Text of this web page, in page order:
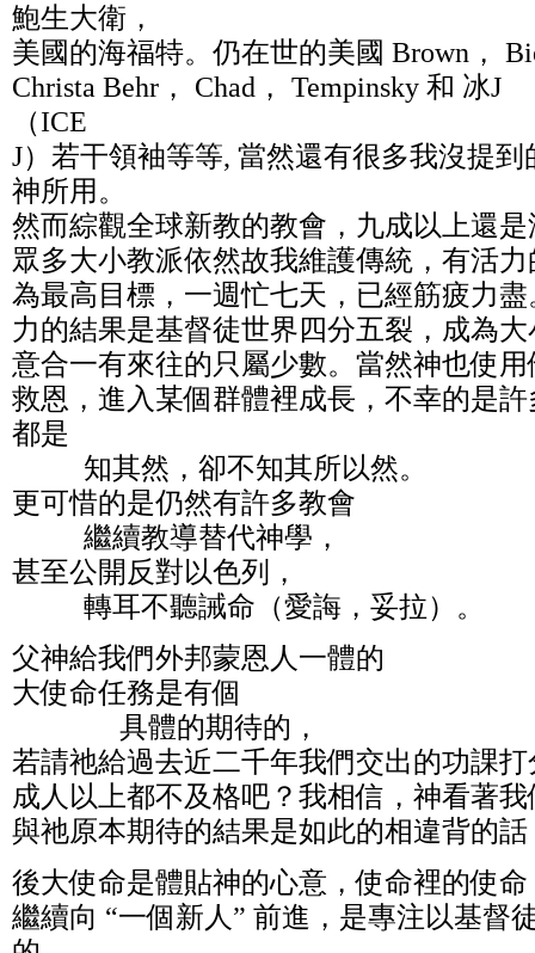
鮑生大衛，
美國的海福特。仍在世的美國 Brown，
Christa Behr， Chad， Tempinsky 和 冰J
（ICE
J）若干領袖等等, 當然還有很多我沒提
神所用。
然而綜觀全球新教的教會，九成以上還
眾多大小教派依然故我維護傳統，有活
為最高目標，一週忙七天，已經筋疲力
力的結果是基督徒世界四分五裂，成為
意合一有來往的只屬少數。當然神也使
救恩，進入某個群體裡成長，不幸的是
都是
知其然，卻不知其所以然。
更可惜的是仍然有許多教會
繼續教導替代神學，
甚至公開反對以色列，
轉耳不聽誡命（愛誨，妥拉）。
父神給我們外邦蒙恩人一體的
大使命任務是有個
具體的期待的，
若請祂給過去近二千年我們交出的功課
成人以上都不及格吧？我相信，神看著
與祂原本期待的結果是如此的相違背的
後大使命是體貼神的心意，使命裡的使
繼續向 “一個新人” 前進，是專注以基督